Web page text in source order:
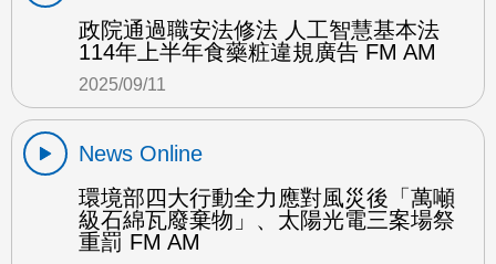
政院通過職安法修法 人工智慧基本法
114年上半年食藥粧違規廣告 FM AM
2025/09/11
News Online
環境部四大行動全力應對風災後「萬噸
級石綿瓦廢棄物」、太陽光電三案場祭
重罰 FM AM